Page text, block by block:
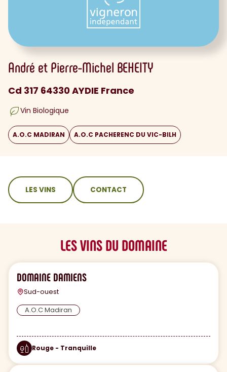
André et Pierre-Michel BEHEITY
Cd 317 64330 AYDIE France
Vin Biologique
A.O.C MADIRAN A.O.C PACHERENC DU VIC-BILH
sommaire
LES VINS CONTACT
LES VINS DU DOMAINE
DOMAINE DAMIENS
Sud-ouest
A.O.C Madiran
Rouge - Tranquille